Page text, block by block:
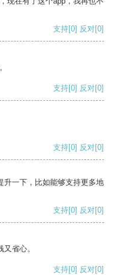
支持[0] 反对[0]
支持[0] 反对[0]
支持[0] 反对[0]
升一下，比如能够支持更多地
支持[0] 反对[0]
省心。
支持[0] 反对[0]